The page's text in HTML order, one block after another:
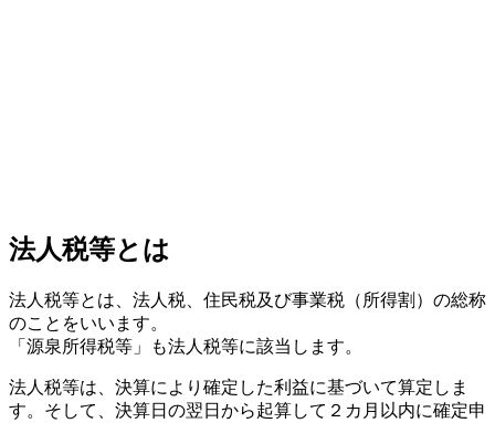
法人税等とは
法人税等とは、法人税、住民税及び事業税（所得割）の総称
のことをいいます。
「源泉所得税等」も法人税等に該当します。
法人税等は、決算により確定した利益に基づいて算定しま
す。そして、決算日の翌日から起算して２カ月以内に確定申